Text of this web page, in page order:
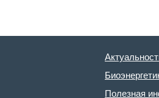
Полезная